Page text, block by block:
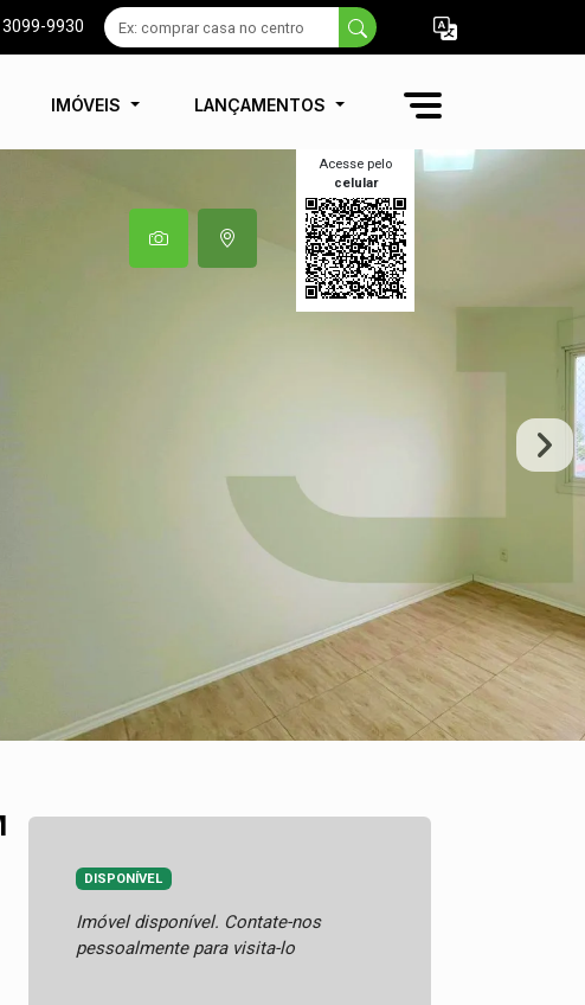
9930
IMÓVEIS LANÇAMENTOS
Acesse pelo
celular
DISPONÍVEL
Imóvel disponível. Contate-nos
pessoalmente para visita-lo